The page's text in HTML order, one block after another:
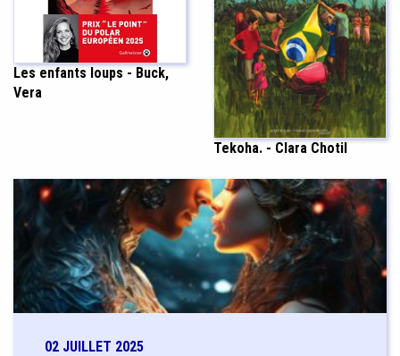
Les enfants loups - Buck,
Vera
Tekoha. - Clara Chotil
02 JUILLET 2025